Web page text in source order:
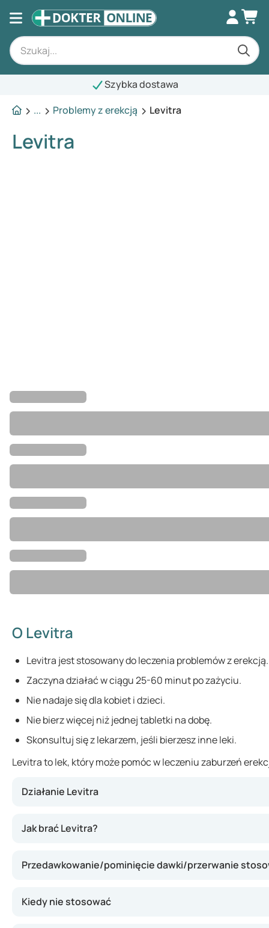
Szybka dostawa
...
Problemy z erekcją Levitra
Levitra
O Levitra
Levitra jest stosowany do leczenia problemów z erekcją.
Zaczyna działać w ciągu 25-60 minut po zażyciu.
Nie nadaje się dla kobiet i dzieci.
Nie bierz więcej niż jednej tabletki na dobę.
Skonsultuj się z lekarzem, jeśli bierzesz inne leki.
Levitra to lek, który może pomóc w leczeniu zaburzeń
Działanie Levitra
Levitra zawiera wardenafil, czyli substancję, która
Jak brać Levitra?
Przedawkowanie/pominięcie dawki/przerwanie
Kiedy nie stosować